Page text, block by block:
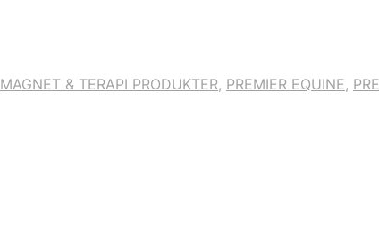
MAGNET & TERAPI PRODUKTER, PREMIER EQUINE,